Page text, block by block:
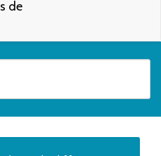
de